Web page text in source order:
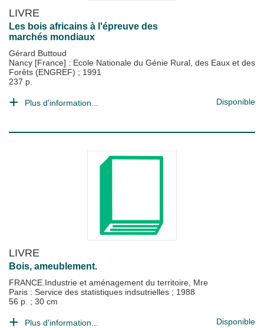
LIVRE
Les bois africains à l'épreuve des
marchés mondiaux
Gérard Buttoud
Nancy [France] : Ecole Nationale du Génie Rural, des Eaux et des
Forêts (ENGREF) ; 1991
237 p.
Plus d'information... Disponible
LIVRE
Bois, ameublement.
FRANCE.Industrie et aménagement du territoire, Mre
Paris : Service des statistiques indsutrielles ; 1988
56 p. ; 30 cm
Plus d'information... Disponible